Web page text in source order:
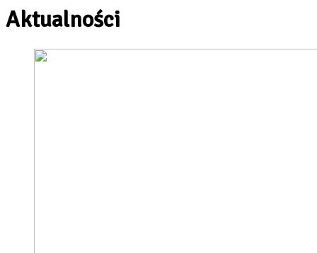
Aktualności